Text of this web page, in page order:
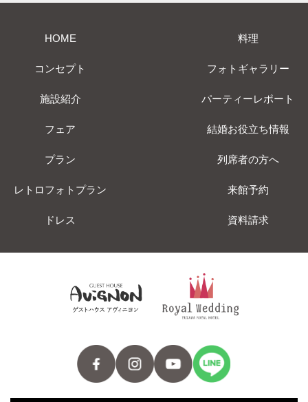
HOME
コンセプト
施設紹介
フェア
プラン
レトロフォトプラン
ドレス
料理
フォトギャラリー
パーティーレポート
結婚お役立ち情報
列席者の方へ
来館予約
資料請求